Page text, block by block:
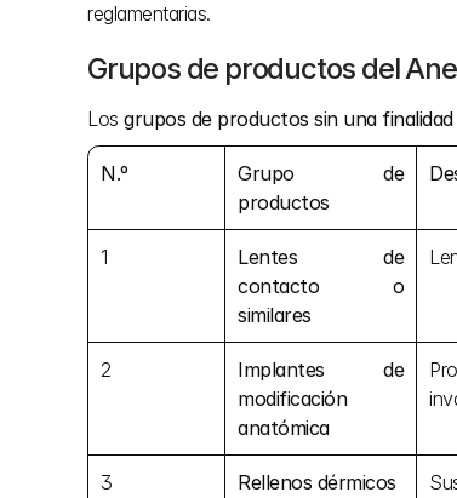
reglamentarias.
Grupos de productos del
Los grupos de productos sin una
N.º
Grupo de
productos
1
Lentes de
contacto o
similares
2
Implantes de
modificación
anatómica
3 Rellenos dérmicos